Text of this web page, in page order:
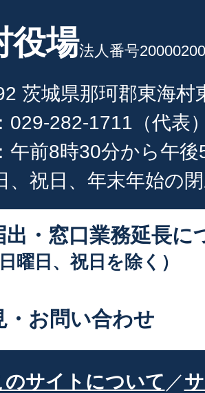
役場法人番号
茨城県那珂郡東海村
029-282-1711（代表
午前8時30分から午
、祝日、年末年始の
出・窓口業務延長に
曜日、祝日を除く）
・お問い合わせ
のサイトについて